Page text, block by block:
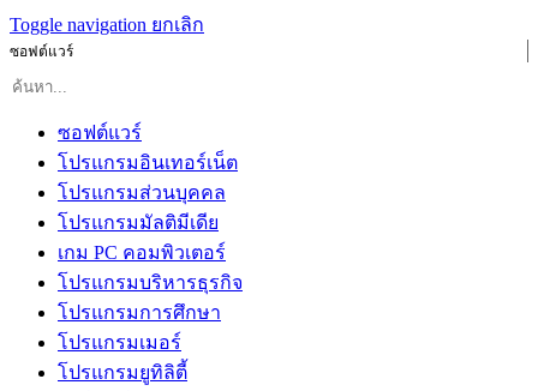
Toggle navigation ยกเลิก
ซอฟต์แวร์
ซอฟต์แวร์
โปรแกรมอินเทอร์เน็ต
โปรแกรมส่วนบุคคล
โปรแกรมมัลติมีเดีย
เกม PC คอมพิวเตอร์
โปรแกรมบริหารธุรกิจ
โปรแกรมการศึกษา
โปรแกรมเมอร์
โปรแกรมยูทิลิตี้